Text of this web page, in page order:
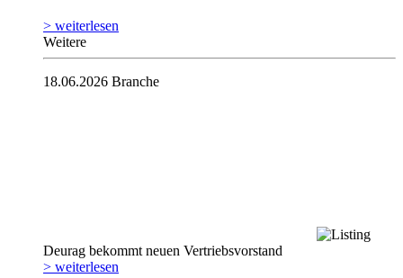
> weiterlesen
Weitere
18.06.2026 Branche
Deurag bekommt neuen Vertriebsvorstand
> weiterlesen